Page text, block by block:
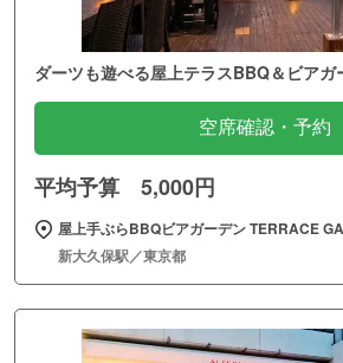
ダーツも遊べる屋上テラスBBQ＆ビアガ
空席確認・予約
平均予算 5,000円
屋上手ぶらBBQビアガーデン TERRACE
新大久保駅／東京都